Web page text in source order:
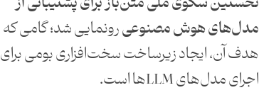
مدل‌های هوش مصنوعیرونمایی شد؛ گامی که
هدف آن، ایجاد زیرساخت سخت‌افزاری بومی برای
اجرای مدل‌های LLMها است.